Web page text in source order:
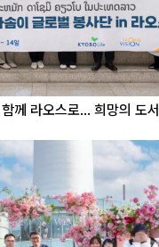
께 라오스로… 희망의 도